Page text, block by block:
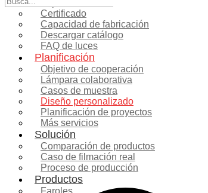
Certificado
Capacidad de fabricación
Descargar catálogo
FAQ de luces
Planificación
Objetivo de cooperación
Lámpara colaborativa
Casos de muestra
Diseño personalizado
Planificación de proyectos
Más servicios
Solución
Comparación de productos
Caso de filmación real
Proceso de producción
Productos
Faroles